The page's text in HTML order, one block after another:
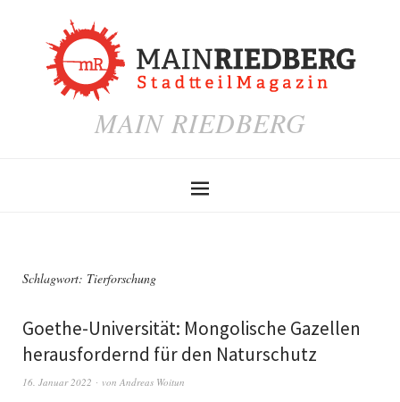
MAIN RIEDBERG
Schlagwort: Tierforschung
Goethe-Universität: Mongolische Gazellen
herausfordernd für den Naturschutz
16. Januar 2022 von Andreas Woitun